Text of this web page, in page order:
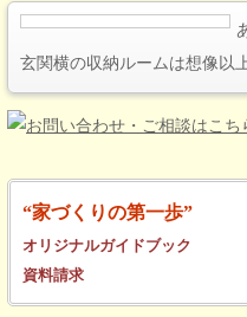
玄関横の収納ルームは想像以
“家づくりの第一歩”
オリジナルガイドブック
資料請求